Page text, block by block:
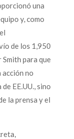
una
y, como
de los 1,950
para que
no
EE.UU., sino
la prensa y el